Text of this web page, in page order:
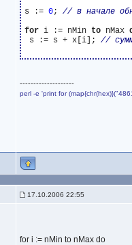
s := 0;
for i := nMin to nMax
s := s + x[i];
--------------------
perl -e 'print for
17.10.2006 22:55
for i := nMin to nMax do